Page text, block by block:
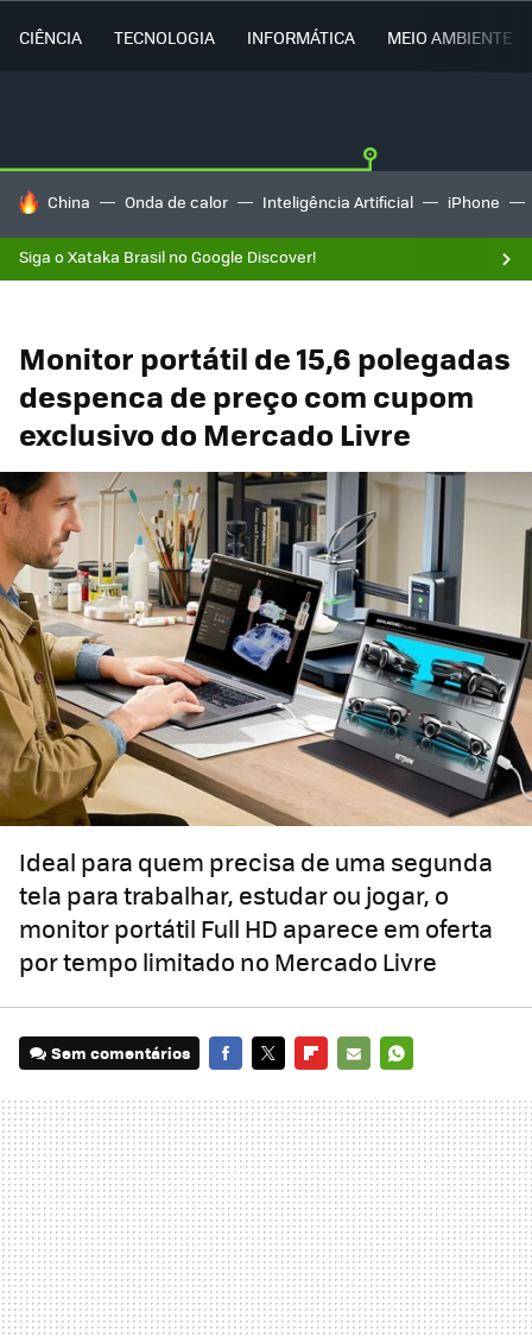
CIÊNCIA TECNOLOGIA INFORMÁTICA MEIO AMBIENTE
TENDÊNCIAS DO DIA
China Onda de calor Inteligência Artificial iPhone
Siga o Xataka Brasil no Google Discover!
Monitor portátil de 15,6 polegadas
despenca de preço com cupom
exclusivo do Mercado Livre
Ideal para quem precisa de uma segunda
tela para trabalhar, estudar ou jogar, o
monitor portátil Full HD aparece em oferta
por tempo limitado no Mercado Livre
Sem comentários
MAIL